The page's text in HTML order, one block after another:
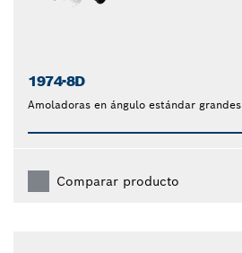
1974-8D
Amoladoras en ángulo estándar grandes
Comparar producto